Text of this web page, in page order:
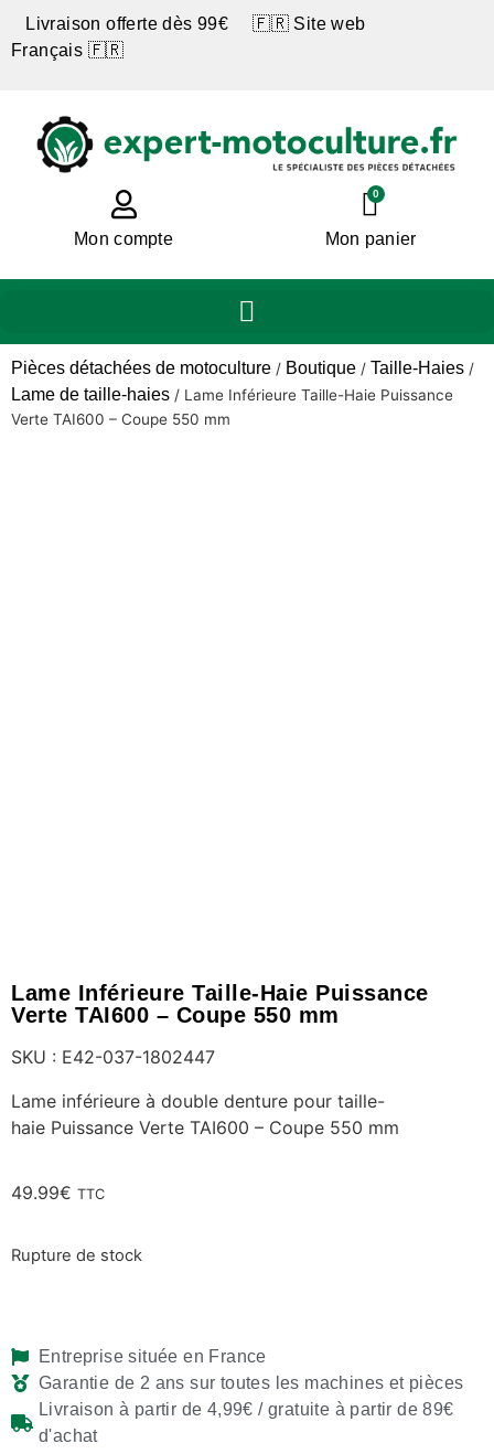
Livraison offerte dès 99€ 🇫🇷 Site web
Français 🇫🇷
Mon compte
0
Mon panier
Pièces détachées de motoculture / Boutique / Taille-Haies /
Lame de taille-haies / Lame Inférieure Taille-Haie Puissance
Verte TAI600 – Coupe 550 mm
Lame Inférieure Taille-Haie Puissance
Verte TAI600 – Coupe 550 mm
SKU : E42-037-1802447
Lame inférieure à double denture pour taille-
haie Puissance Verte TAI600 – Coupe 550 mm
49.99€ TTC
Rupture de stock
Entreprise située en France
Garantie de 2 ans sur toutes les machines et pièces
Livraison à partir de 4,99€ / gratuite à partir de 89€
d'achat